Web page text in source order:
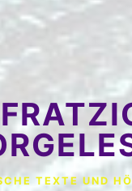
TEXTE UND